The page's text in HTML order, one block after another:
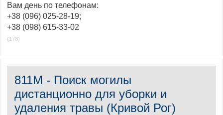
Вам день по телефонам:
+38 (096) 025-28-19;
+38 (098) 615-33-02
(178)
811M - Поиск могилы
дистанционно для уборки и
удаления травы (Кривой Рог)